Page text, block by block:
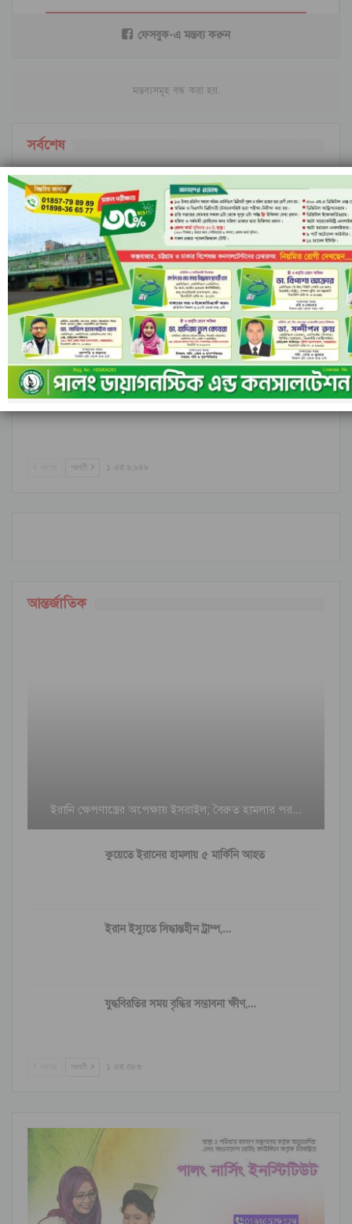
ফেসবুক-এ মন্তব্য করুন
মন্তব্যসমূহ বন্ধ করা হয়.
সর্বশেষ
ইরানি ক্ষেপণাস্ত্রের অপেক্ষায় ইসরাইল; বৈরুত হামলার
পর বাড়ছে…
ইসলামী ব্যাংকের পরিচালনা পর্ষদ বাতিল ঘোষণা
নীল ঢেউয়ের জোয়ারে গোল করে ইতিহাস কুরাসাওয়ের
পরবর্তী ১ এর ৬,৮৪৮
আন্তর্জাতিক
ইরানি ক্ষেপণাস্ত্রের অপেক্ষায় ইসরাইল; বৈরুত হামলার পর…
কুয়েতে ইরানের হামলায় ৫ মার্কিনি আহত
ইরান ইস্যুতে সিদ্ধান্তহীন ট্রাম্প,…
যুদ্ধবিরতির সময় বৃদ্ধির সম্ভাবনা ক্ষীণ,…
পরবর্তী ১ এর ৫৪৩